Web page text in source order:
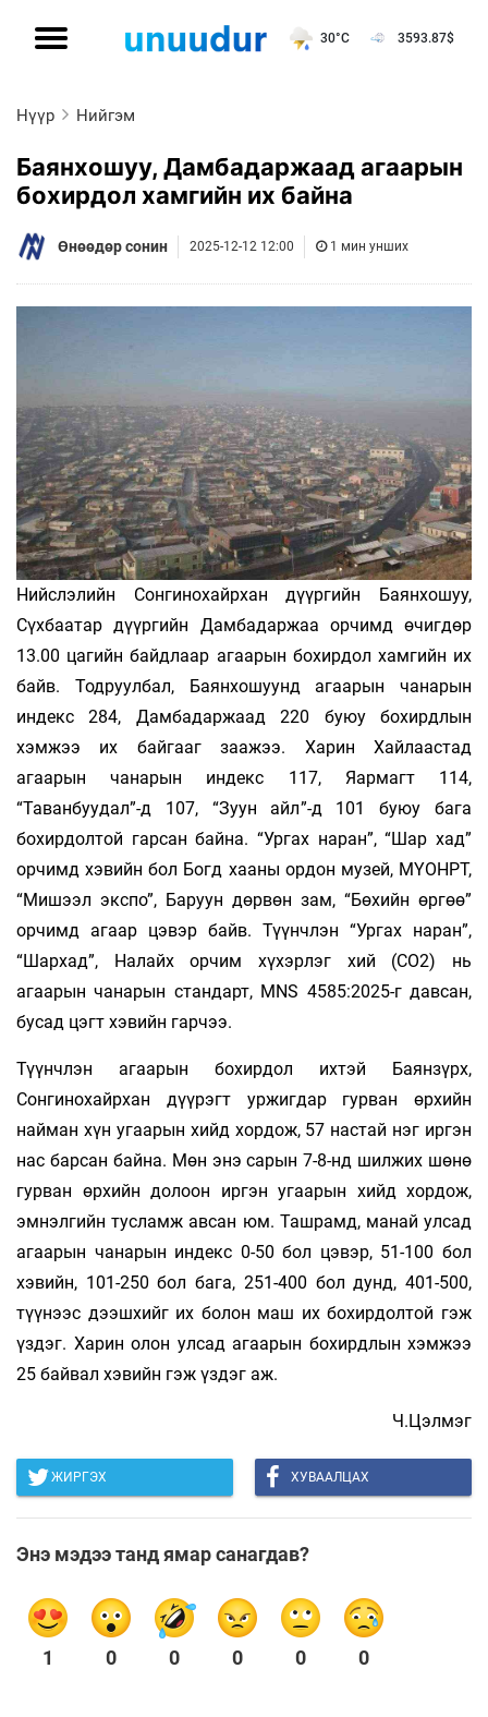
30°C 3593.87$
Нүүр Нийгэм
Баянхошуу, Дамбадаржаад агаарын
бохирдол хамгийн их байна
Өнөөдөр сонин 2025-12-12 12:00 1 мин унших
Нийслэлийн Сонгинохайрхан дүүргийн Баянхошуу,
Сүхбаатар дүүргийн Дамбадаржаа орчимд өчигдөр
13.00 цагийн байдлаар агаарын бохирдол хамгийн их
байв. Тодруулбал, Баянхошуунд агаарын чанарын
индекс 284, Дамбадаржаад 220 буюу бохирдлын
хэмжээ их байгааг заажээ. Харин Хайлаастад
агаарын чанарын индекс 117, Яармагт 114,
“Таванбуудал”-д 107, “Зуун айл”-д 101 буюу бага
бохирдолтой гарсан байна. “Ургах наран”, “Шар хад”
орчимд хэвийн бол Богд хааны ордон музей, МҮОНРТ,
“Мишээл экспо”, Баруун дөрвөн зам, “Бөхийн өргөө”
орчимд агаар цэвэр байв. Түүнчлэн “Ургах наран”,
“Шархад”, Налайх орчим хүхэрлэг хий (СO2) нь
агаарын чанарын стандарт, MNS 4585:2025-г давсан,
бусад цэгт хэвийн гарчээ.
Түүнчлэн агаарын бохирдол ихтэй Баянзүрх,
Сонгинохайрхан дүүрэгт уржигдар гурван өрхийн
найман хүн угаарын хийд хордож, 57 настай нэг иргэн
нас барсан байна. Мөн энэ сарын 7-8-нд шилжих шөнө
гурван өрхийн долоон иргэн угаарын хийд хордож,
эмнэлгийн тусламж авсан юм. Ташрамд, манай улсад
агаарын чанарын индекс 0-50 бол цэвэр, 51-100 бол
хэвийн, 101-250 бол бага, 251-400 бол дунд, 401-500,
түүнээс дээшхийг их болон маш их бохирдолтой гэж
үздэг. Харин олон улсад агаарын бохирдлын хэмжээ
25 байвал хэвийн гэж үздэг аж.
Ч.Цэлмэг
ЖИРГЭХ ХУВААЛЦАХ
Энэ мэдээ танд ямар санагдав?
1 0 0 0 0 0